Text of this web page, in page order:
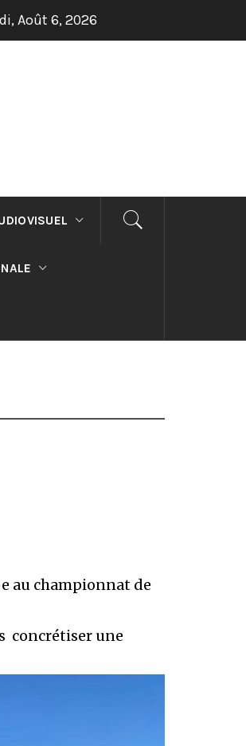
lycée Suger !
Août 6, 2026
au championnat de
concrétiser une